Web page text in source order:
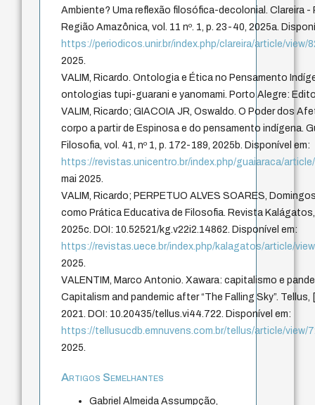
Ambiente? Uma reflexão filosófica-decolonial. Clareira -
Região Amazônica, vol. 11 nº. 1, p. 23-40, 2025a.
https://periodicos.unir.br/index.php/clareira/article/view/
2025.
VALIM, Ricardo. Ontologia e Ética no Pensamento
ontologias tupi-guarani e yanomami. Porto Alegre:
VALIM, Ricardo; GIACOIA JR, Oswaldo. O Poder dos
corpo a partir de Espinosa e do pensamento indígena.
Filosofia, vol. 41, nº 1, p. 172-189, 2025b. Disponível em:
https://revistas.unicentro.br/index.php/guaiaraca/
mai 2025.
VALIM, Ricardo; PERPETUO ALVES SOARES,
como Prática Educativa de Filosofia. Revista Kalágatos,
2025c. DOI: 10.52521/kg.v22i2.14862. Disponível em:
https://revistas.uece.br/index.php/kalagatos/article/
2025.
VALENTIM, Marco Antonio. Xawara: capitalismo e
Capitalism and pandemic after “The Falling Sky”. Tellus,
2021. DOI: 10.20435/tellus.vi44.722. Disponível em:
https://tellusucdb.emnuvens.com.br/tellus/article/view/
2025.
Artigos Semelhantes
Gabriel Almeida Assumpção,